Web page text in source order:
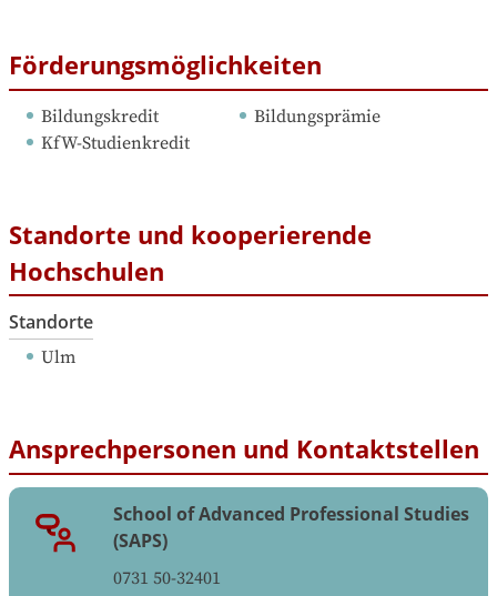
Förderungsmöglichkeiten
Bildungskredit
Bildungsprämie
KfW-Studienkredit
Standorte und kooperierende
Hochschulen
Standorte
Ulm
Ansprechpersonen und Kontaktstellen
School of Advanced Professional Studies
(SAPS)
0731 50-32401